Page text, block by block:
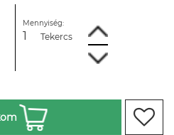
Mennyiség:
Tekercs